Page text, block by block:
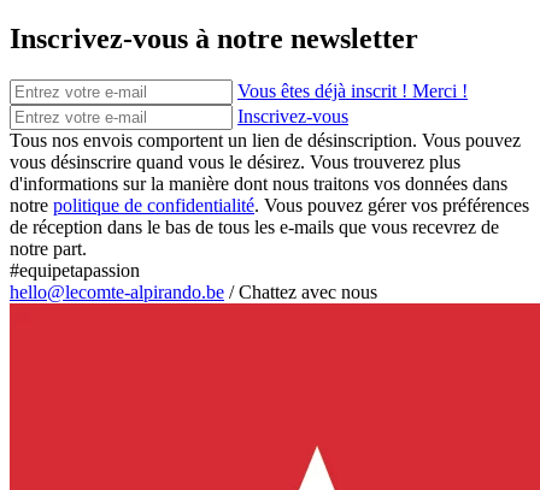
Inscrivez-vous à notre newsletter
Vous êtes déjà inscrit ! Merci !
Inscrivez-vous
Tous nos envois comportent un lien de désinscription. Vous pouvez
vous désinscrire quand vous le désirez. Vous trouverez plus
d'informations sur la manière dont nous traitons vos données dans
notre politique de confidentialité. Vous pouvez gérer vos préférences
de réception dans le bas de tous les e-mails que vous recevrez de
notre part.
#equipetapassion
hello@lecomte-alpirando.be /Chattez avec nous